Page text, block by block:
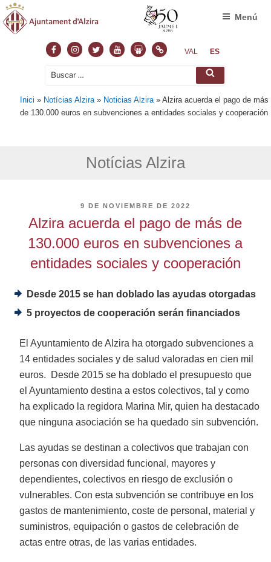
FacebookInstagram
TwitterYoutubeSlideshare
NormasVAL ES
Buscar
Buscar
Menú
Inici » Notícias Alzira » Noticias Alzira »Alzira acuerda el pago de más
de 130.000 euros en subvenciones a entidades sociales y cooperación
Notícias Alzira
PUBLICADO
9 DE NOVIEMBRE DE 2022
Alzira acuerda el pago de más de
130.000 euros en subvenciones a
entidades sociales y cooperación
Desde 2015 se han doblado las ayudas otorgadas
5 proyectos de cooperación serán financiados
El Ayuntamiento de Alzira ha otorgado subvenciones a
14 entidades sociales y de salud valoradas en cien mil
euros. Desde 2015 se ha doblado el presupuesto que
el Ayuntamiento destina a estos colectivos, tal y como
ha explicado la regidora Marina Mir, quien ha destacado
que ninguna asociación se ha quedado sin subvención.
Las ayudas se destinan a colectivos que trabajan con
personas con diversidad funcional, mayores y
dependientes, colectivos en riesgo de exclusión o
vulnerables. Con esta subvención se contribuye en los
gastos de mantenimiento, coste de personal, material y
suministros, equipación o gastos de celebración de
actas entre otras, de las varias entidades.